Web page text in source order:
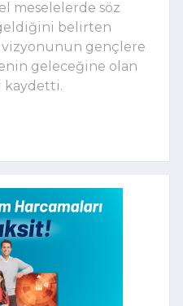
meselelerde söz
belirten
vizyonunun gençlere
geleceğine olan
kaydetti.